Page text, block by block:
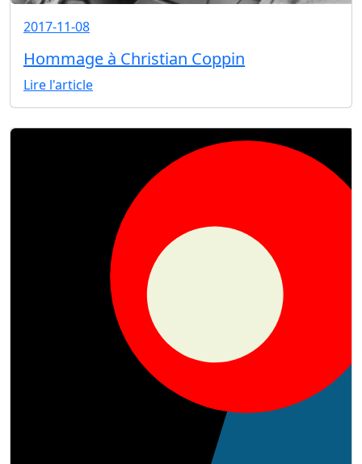
2017-11-08
Hommage à Christian Coppin
Lire l'article